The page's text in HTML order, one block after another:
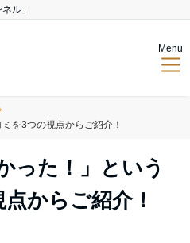
ル」
Menu
を3つの視点からご紹介！
った！」という
からご紹介！